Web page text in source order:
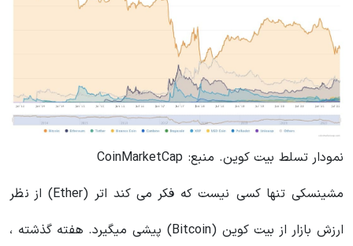
نمودار تسلط بیت کوین. منبع: CoinMarketCap
مشینسکی تنها کسی نیست که فکر می کند اتر (Ether) از نظر
ارزش بازار از بیت کوین (Bitcoin) پیشی میگیرد. هفته گذشته ،